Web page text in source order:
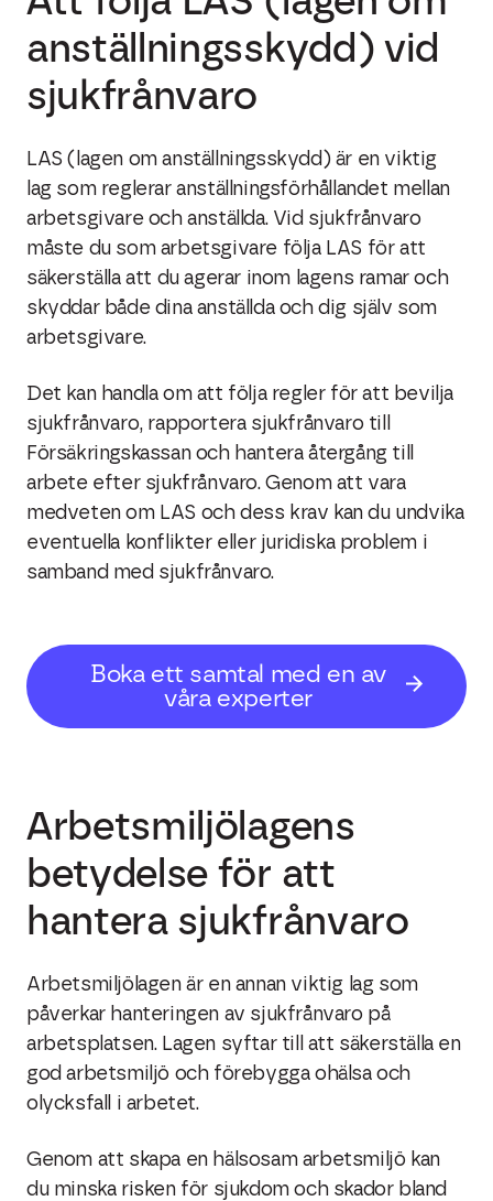
anställningsskydd) vid
sjukfrånvaro
LAS (lagen om anställningsskydd) är en viktig
lag som reglerar anställningsförhållandet mellan
arbetsgivare och anställda. Vid sjukfrånvaro
måste du som arbetsgivare följa LAS för att
säkerställa att du agerar inom lagens ramar och
skyddar både dina anställda och dig själv som
arbetsgivare.
Det kan handla om att följa regler för att bevilja
sjukfrånvaro, rapportera sjukfrånvaro till
Försäkringskassan och hantera återgång till
arbete efter sjukfrånvaro. Genom att vara
medveten om LAS och dess krav kan du undvika
eventuella konflikter eller juridiska problem i
samband med sjukfrånvaro.
Boka ett samtal med en av
våra experter
Arbetsmiljölagens
betydelse för att
hantera sjukfrånvaro
Arbetsmiljölagen är en annan viktig lag som
påverkar hanteringen av sjukfrånvaro på
arbetsplatsen. Lagen syftar till att säkerställa en
god arbetsmiljö och förebygga ohälsa och
olycksfall i arbetet.
Genom att skapa en hälsosam arbetsmiljö kan
du minska risken för sjukdom och skador bland